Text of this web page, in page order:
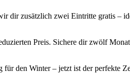
dir zusätzlich zwei Eintritte gratis –
Preis. Sichere dir zwölf
den Winter – jetzt ist der perfekte